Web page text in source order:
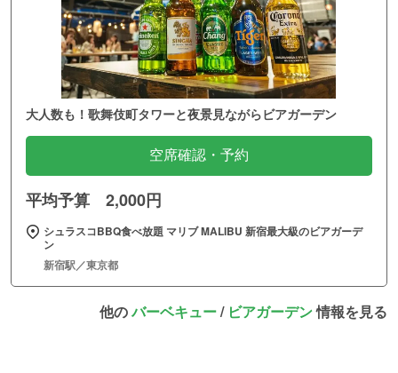
大人数も！歌舞伎町タワーと夜景見ながらビアガーデン
空席確認・予約
平均予算 2,000円
シュラスコBBQ食べ放題 マリブ MALIBU 新宿最大級のビアガーデ
ン
新宿駅／東京都
他のバーベキュー/ ビアガーデン情報を見る